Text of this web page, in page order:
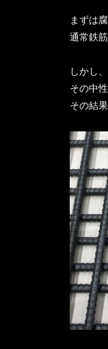
まずは
通常鉄
しかし
その中
その結